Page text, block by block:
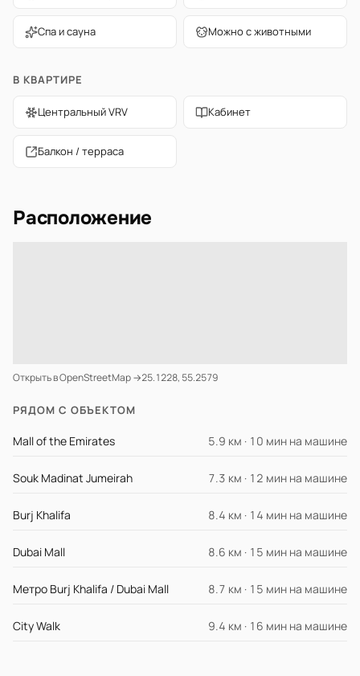
Спа и сауна Можно с животными
В КВАРТИРЕ
Центральный VRV Кабинет
Балкон / терраса
Расположение
Открыть в OpenStreetMap →25.1228, 55.2579
РЯДОМ С ОБЪЕКТОМ
Mall of the Emirates 5.9 км · 10 мин на машине
Souk Madinat Jumeirah 7.3 км · 12 мин на машине
Burj Khalifa 8.4 км · 14 мин на машине
Dubai Mall 8.6 км · 15 мин на машине
Метро Burj Khalifa / Dubai Mall 8.7 км · 15 мин на машине
City Walk 9.4 км · 16 мин на машине